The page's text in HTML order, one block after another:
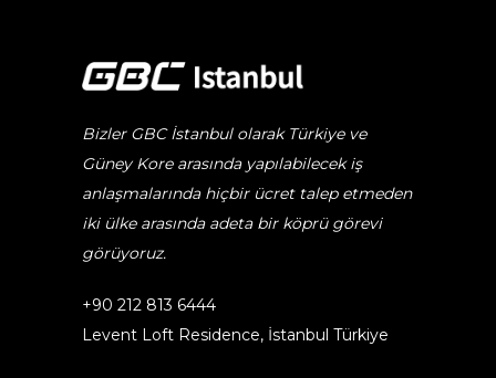
Bizler GBC İstanbul olarak Türkiye ve
Güney Kore arasında yapılabilecek iş
anlaşmalarında hiçbir ücret talep etmeden
iki ülke arasında adeta bir köprü görevi
görüyoruz.
+90 212 813 6444
Levent Loft Residence, İstanbul Türkiye